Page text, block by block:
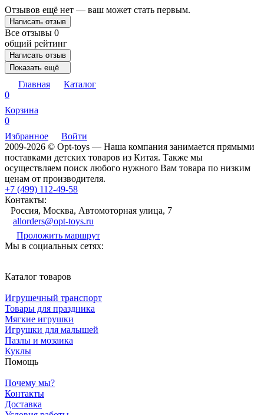
Отзывов ещё нет — ваш может стать первым.
Написать отзыв
Все отзывы 0
общий рейтинг
Написать отзыв
Показать ещё
Главная
Каталог
0
Корзина
0
Избранное
Войти
2009-2026 © Opt-toys — Наша компания занимается прямыми
поставками детских товаров из Китая. Также мы
осуществляем поиск любого нужного Вам товара по низким
ценам от производителя.
+7 (499) 112-49-58
Контакты:
Россия, Москва, Автомоторная улица, 7
allorders@opt-toys.ru
Проложить маршрут
Мы в социальных сетях:
Каталог товаров
Игрушечный транспорт
Товары для праздника
Мягкие игрушки
Игрушки для малышей
Пазлы и мозаика
Куклы
Помощь
Почему мы?
Контакты
Доставка